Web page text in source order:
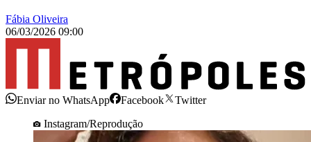
Fábia Oliveira
06/03/2026 09:00
Enviar no WhatsApp Facebook
Twitter
Instagram/Reprodução